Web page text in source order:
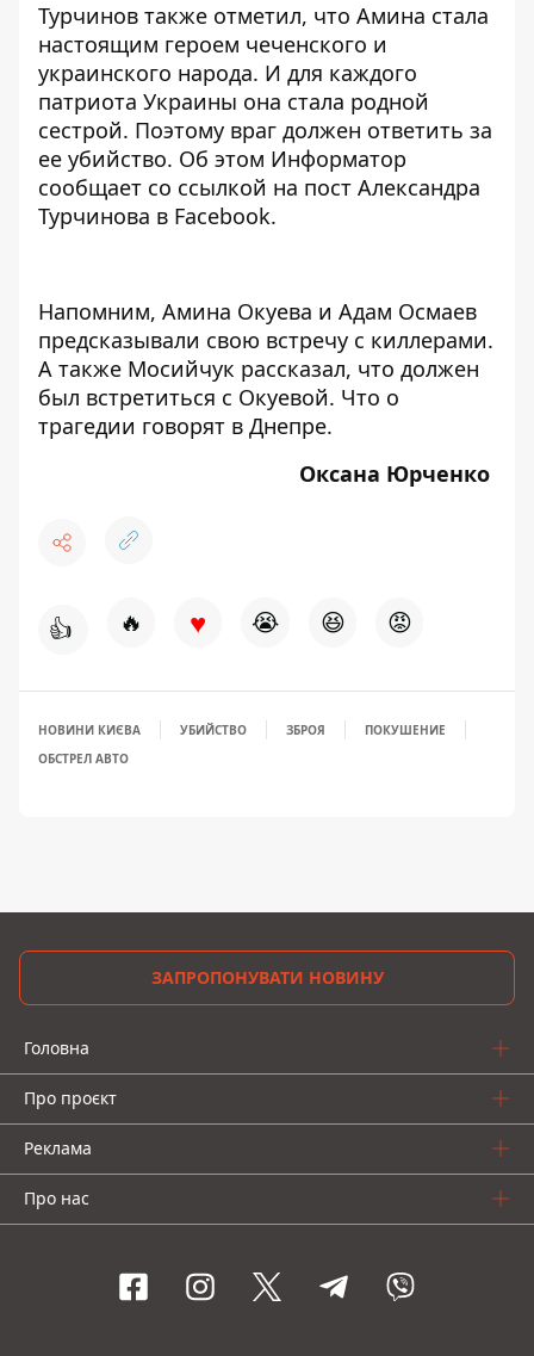
Турчинов также отметил, что Амина стала
настоящим героем чеченского и
украинского народа. И для каждого
патриота Украины она стала родной
сестрой. Поэтому враг должен ответить за
ее убийство. Об этом Информатор
сообщает со ссылкой на пост Александра
Турчинова в Facebook.
Напомним, Амина Окуева и Адам Осмаев
предсказывали свою встречу с киллерами.
А также Мосийчук рассказал, что должен
был встретиться с Окуевой. Что о
трагедии говорят в Днепре.
Оксана Юрченко
👍 🔥 ♥ 😭 😆 😡
НОВИНИ КИЄВА УБИЙСТВО ЗБРОЯ
ПОКУШЕНИЕ
ОБСТРЕЛ АВТО
ЗАПРОПОНУВАТИ НОВИНУ
Головна
Про проєкт
Реклама
Про нас